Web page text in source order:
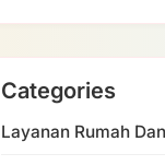
Categories
Layanan Rumah